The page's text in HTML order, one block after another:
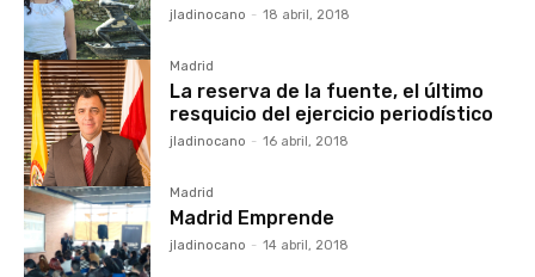
jladinocano - 18 abril, 2018
Madrid
La reserva de la fuente, el último
resquicio del ejercicio periodístico
jladinocano - 16 abril, 2018
Madrid
Madrid Emprende
jladinocano - 14 abril, 2018